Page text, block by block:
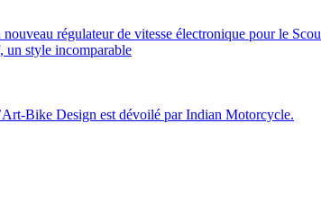
régulateur de vitesse électronique pour le
un style incomparable
Bike Design est dévoilé par Indian Motorcycle.